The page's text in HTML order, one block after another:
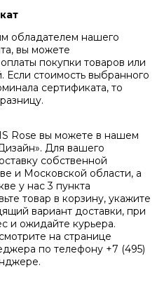
обладателем нашего
вы можете
покупки товаров или
Если стоимость выбранного
сертификата, то
Rose вы можете в нашем
Для вашего
собственной
и Московской области, а
у нас 3 пункта
товар в корзину, укажите
вариант доставки, при
и ожидайте курьера.
на странице
по телефону +7 (495)